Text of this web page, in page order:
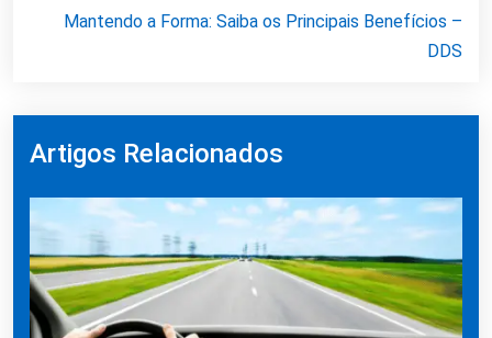
Mantendo a Forma: Saiba os Principais Benefícios –
DDS
Artigos Relacionados